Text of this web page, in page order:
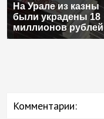
На Урале из казны
были украдены 18
миллионов рублей
Комментарии: